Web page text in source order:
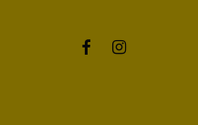
facebookinstagram